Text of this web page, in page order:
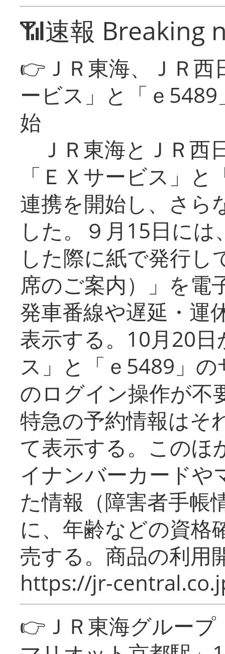
📶速報 Breaking
👉ＪＲ東海、ＪＲ
ービス」と「ｅ
始
ＪＲ東海とＪＲ西
「ＥＸサービス」
連携を開始し、さら
した。９月15日に
した際に紙で発行し
席のご案内）」を電
発車番線や遅延・運
表示する。10月20
ス」と「ｅ5489」
のログイン操作が不
特急の予約情報はそ
て表示する。このほ
イナンバーカードや
た情報（障害者手帳
に、年齢などの資格
売する。商品の利用
https://jr-
👉ＪＲ東海グルー